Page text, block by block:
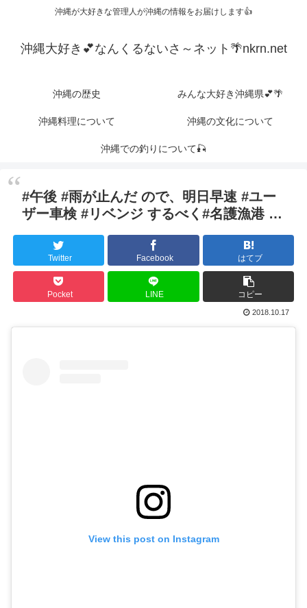
沖縄が大好きな管理人が沖縄の情報をお届けします👍
沖縄大好き💕なんくるないさ～ネット🌴nkrn.net
沖縄の歴史 みんな大好き沖縄県💕🌴
沖縄料理について 沖縄の文化について
沖縄での釣りについて🎣
#午後 #雨が止んだ ので、明日早速 #ユー
ザー車検 #リベンジ するべく#名護漁港 …
Twitter Facebook はてブ
Pocket LINE コピー
2018.10.17
View this post on Instagram